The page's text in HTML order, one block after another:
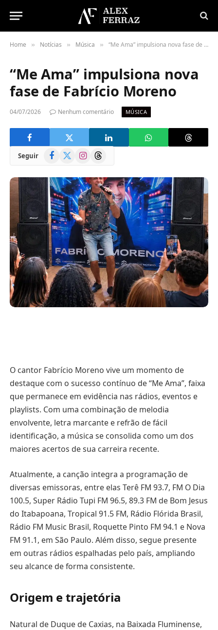
Home » Notícias » Música » “Me Ama” impulsiona nova fase de Fabrício Moreno
“Me Ama” impulsiona nova
fase de Fabrício Moreno
04/07/2026 Nenhum comentário MÚSICA
Seguir Facebook
(Twitter)
InstagramThreads
O cantor Fabrício Moreno vive um momento de
destaque com o sucesso contínuo de “Me Ama”, faixa
que permanece em evidência nas rádios, eventos e
playlists. Com uma combinação de melodia
envolvente, letra marcante e refrão de fácil
identificação, a música se consolida como um dos
maiores acertos de sua carreira recente.
Atualmente, a canção integra a programação de
diversas emissoras, entre elas Terê FM 93.7, FM O Dia
100.5, Super Rádio Tupi FM 96.5, 89.3 FM de Bom Jesus
do Itabapoana, Tropical 91.5 FM, Rádio Flórida Brasil,
Rádio FM Music Brasil, Roquette Pinto FM 94.1 e Nova
FM 91.1, em São Paulo. Além disso, segue presente
em outras rádios espalhadas pelo país, ampliando
seu alcance de forma consistente.
Origem e trajetória
Natural de Duque de Caxias, na Baixada Fluminense,